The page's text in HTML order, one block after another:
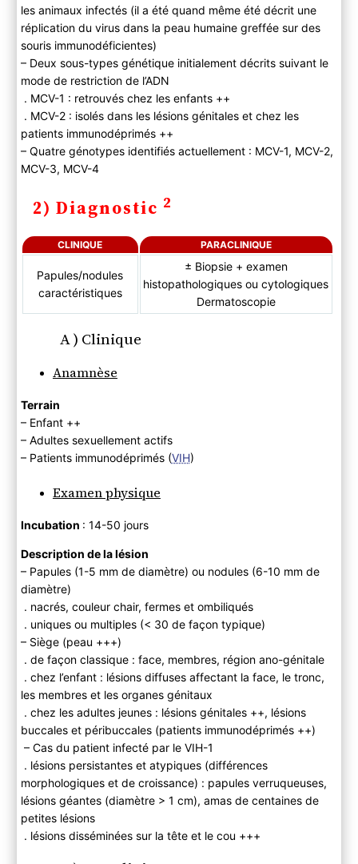
les animaux infectés (il a été quand même été décrit une
réplication du virus dans la peau humaine greffée sur des
souris immunodéficientes)
– Deux sous-types génétique initialement décrits suivant le
mode de restriction de l’ADN
. MCV-1 : retrouvés chez les enfants ++
. MCV-2 : isolés dans les lésions génitales et chez les
patients immunodéprimés ++
– Quatre génotypes identifiés actuellement : MCV-1, MCV-2,
MCV-3, MCV-4
2) Diagnostic 2
CLINIQUE PARACLINIQUE
Papules/nodules
caractéristiques
± Biopsie + examen
histopathologiques ou cytologiques
Dermatoscopie
A ) Clinique
Anamnèse
Terrain
– Enfant ++
– Adultes sexuellement actifs
– Patients immunodéprimés (VIH)
Examen physique
Incubation : 14-50 jours
Description de la lésion
– Papules (1-5 mm de diamètre) ou nodules (6-10 mm de
diamètre)
. nacrés, couleur chair, fermes et ombiliqués
. uniques ou multiples (< 30 de façon typique)
– Siège (peau +++)
. de façon classique : face, membres, région ano-génitale
. chez l’enfant : lésions diffuses affectant la face, le tronc,
les membres et les organes génitaux
. chez les adultes jeunes : lésions génitales ++, lésions
buccales et péribuccales (patients immunodéprimés ++)
– Cas du patient infecté par le VIH-1
. lésions persistantes et atypiques (différences
morphologiques et de croissance) : papules verruqueuses,
lésions géantes (diamètre > 1 cm), amas de centaines de
petites lésions
. lésions disséminées sur la tête et le cou +++